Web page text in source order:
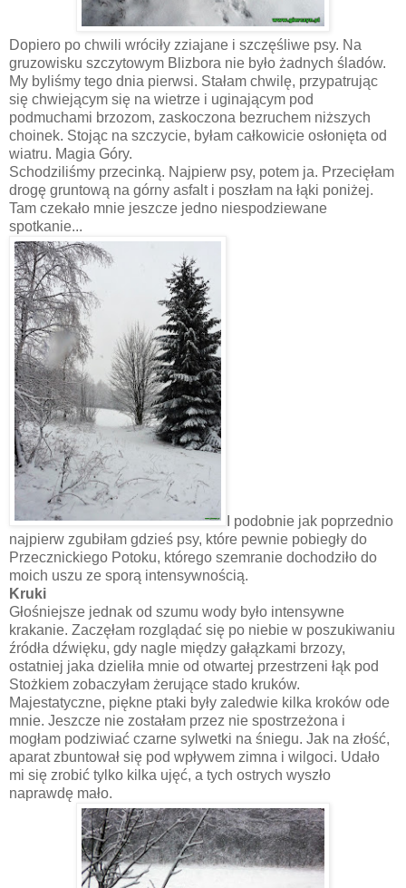
Dopiero po chwili wróciły zziajane i szczęśliwe psy. Na
gruzowisku szczytowym Blizbora nie było żadnych śladów.
My byliśmy tego dnia pierwsi. Stałam chwilę, przypatrując
się chwiejącym się na wietrze i uginającym pod
podmuchami brzozom, zaskoczona bezruchem niższych
choinek. Stojąc na szczycie, byłam całkowicie osłonięta od
wiatru. Magia Góry.
Schodziliśmy przecinką. Najpierw psy, potem ja. Przecięłam
drogę gruntową na górny asfalt i poszłam na łąki poniżej.
Tam czekało mnie jeszcze jedno niespodziewane
spotkanie...
I podobnie jak poprzednio
najpierw zgubiłam gdzieś psy, które pewnie pobiegły do
Przecznickiego Potoku, którego szemranie dochodziło do
moich uszu ze sporą intensywnością.
Kruki
Głośniejsze jednak od szumu wody było intensywne
krakanie. Zaczęłam rozglądać się po niebie w poszukiwaniu
źródła dźwięku, gdy nagle między gałązkami brzozy,
ostatniej jaka dzieliła mnie od otwartej przestrzeni łąk pod
Stożkiem zobaczyłam żerujące stado kruków.
Majestatyczne, piękne ptaki były zaledwie kilka kroków ode
mnie. Jeszcze nie zostałam przez nie spostrzeżona i
mogłam podziwiać czarne sylwetki na śniegu. Jak na złość,
aparat zbuntował się pod wpływem zimna i wilgoci. Udało
mi się zrobić tylko kilka ujęć, a tych ostrych wyszło
naprawdę mało.